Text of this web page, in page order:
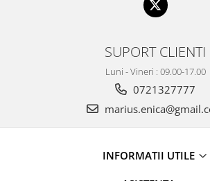
SUPORT CLIENTI
Luni - Vineri : 09.00-17.00
0721327777
INFORMATII UTILE